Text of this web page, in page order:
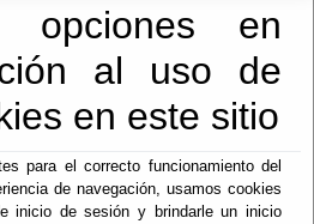
opciones en
al uso de
en este sitio
para el correcto funcionamiento del
de navegación, usamos cookies
inicio de sesión y brindarle un inicio
Diputación